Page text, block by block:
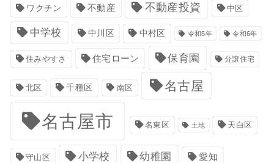
ワクチン 不動産 不動産投資 中区
中学校 中川区 中村区 令和5年 令和6年
住みやすさ 住宅ローン 保育園 分譲住宅
北区 千種区 南区 名古屋
名古屋市 名東区 土地 天白区
守山区 小学校 幼稚園 愛知